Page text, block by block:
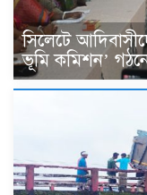
সিলেটে
ভূমি কমিশন’